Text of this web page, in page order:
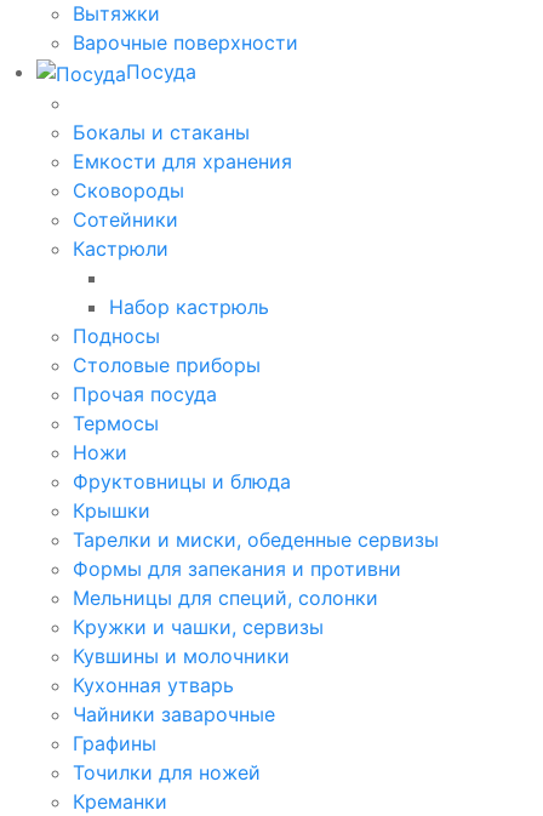
Вытяжки
Варочные поверхности
Посуда
Бокалы и стаканы
Емкости для хранения
Сковороды
Сотейники
Кастрюли
Набор кастрюль
Подносы
Столовые приборы
Прочая посуда
Термосы
Ножи
Фруктовницы и блюда
Крышки
Тарелки и миски, обеденные сервизы
Формы для запекания и противни
Мельницы для специй, солонки
Кружки и чашки, сервизы
Кувшины и молочники
Кухонная утварь
Чайники заварочные
Графины
Точилки для ножей
Креманки